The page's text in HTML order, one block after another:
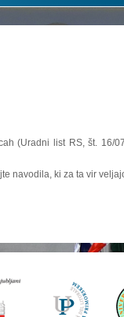
(Uradni list RS, št. 16/
navodila, ki za ta vir